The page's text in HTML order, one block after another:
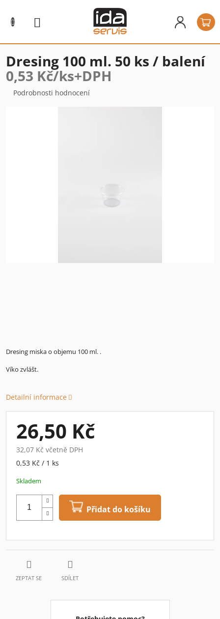
obsah
Dresing 100 ml. 50 ks / balení
0,53 Kč/ks+DPH
Průměrné
Podrobnosti hodnocení
Dresing miska o objemu 100 ml. .
Víko zvlášt.
Detailní informace
26,50 Kč
32,07 Kč včetně DPH
Měrná
0,53 Kč / 1 ks
Skladem
Přidat do košíku
ZEPTAT SE SDÍLET